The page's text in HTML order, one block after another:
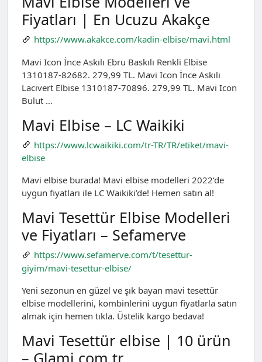
Fiyatları | En Ucuzu Akakçe
https://www.akakce.com/kadin-elbise/mavi.html
Mavi Icon İnce Askılı Ebru Baskılı Renkli Elbise
1310187-82682. 279,99 TL. Mavi Icon İnce Askılı
Lacivert Elbise 1310187-70896. 279,99 TL. Mavi Icon
Bulut …
Mavi Elbise – LC Waikiki
https://www.lcwaikiki.com/tr-TR/TR/etiket/mavi-
elbise
Mavi elbise burada! Mavi elbise modelleri 2022’de
uygun fiyatları ile LC Waikiki’de! Hemen satın al!
Mavi Tesettür Elbise Modelleri
ve Fiyatları – Sefamerve
https://www.sefamerve.com/t/tesettur-
giyim/mavi-tesettur-elbise/
Yeni sezonun en güzel ve şık bayan mavi tesettür
elbise modellerini, kombinlerini uygun fiyatlarla satın
almak için hemen tıkla. Üstelik kargo bedava!
Mavi Tesettür elbise | 10 ürün
– Glami.com.tr